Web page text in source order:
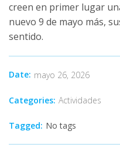
creen en primer lugar
nuevo 9 de mayo más,
sentido.
Date: mayo 26, 2026
Categories: Actividades
Tagged: No tags